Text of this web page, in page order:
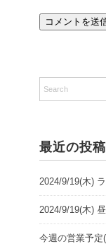
最近の投稿
2024/9/19(木)
2024/9/19(木)
今週の営業予定